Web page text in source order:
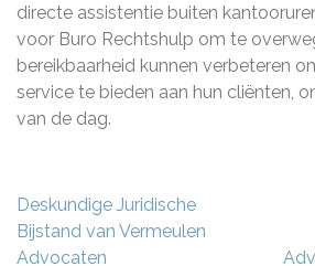
directe assistentie buiten
voor Buro Rechtshulp om te
bereikbaarheid kunnen verbeteren
service te bieden aan hun cliënten,
van de dag.
Berichtnavigatie
Deskundige Juridische
Bijstand van Vermeulen
Advocaten